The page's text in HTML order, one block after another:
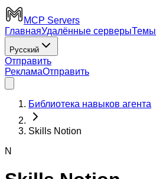
MCP Servers
ГлавнаяУдалённые серверыТемы
Русский
Отправить
РекламаОтправить
Библиотека навыков агента
Skills Notion
N